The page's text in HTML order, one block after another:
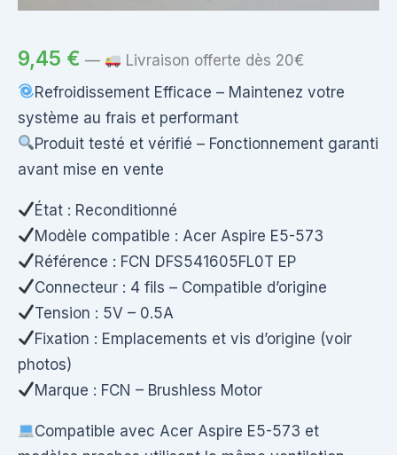
9,45 € —
Livraison offerte dès 20€
Refroidissement Efficace – Maintenez votre
système au frais et performant
Produit testé et vérifié – Fonctionnement garanti
avant mise en vente
État : Reconditionné
Modèle compatible : Acer Aspire E5-573
Référence : FCN DFS541605FL0T EP
Connecteur : 4 fils – Compatible d’origine
Tension : 5V – 0.5A
Fixation : Emplacements et vis d’origine (voir
photos)
Marque : FCN – Brushless Motor
Compatible avec Acer Aspire E5-573 et